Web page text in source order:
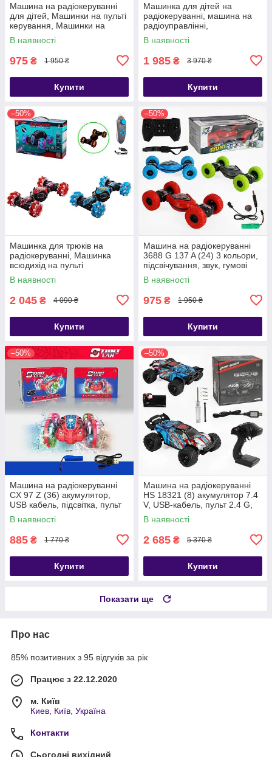
Машина на радіокеруванні
для дітей, Машинки на пульті
керування, Машинки на
пульті
В наявності
975 ₴ 1 950 ₴
Купити
Машинка для дітей на
радіокеруванні, машина на
радіоуправлінні,
Радіокеровані великі
машинки
В наявності
1 985 ₴ 3 970 ₴
Купити
–50%
Машинка для трюків на
радіокеруванні, Машинка
всюдихід на пульті
управління
В наявності
2 045 ₴ 4 090 ₴
Купити
–50%
Машина на радіокеруванні
3688 G 137 A (24) 3 кольори,
підсвічування, звук, гумові
колеса, акум. 3,7 V, пульт
В наявності
975 ₴ 1 950 ₴
Купити
–50%
Машина на радіокеруванні
CX 97 Z (36) акумулятор,
USB кабель, підсвітка, пульт
2.4 GHz, вологозахист,
В наявності
885 ₴ 1 770 ₴
Купити
–50%
Машина на радіокеруванні
HS 18321 (8) акумулятор 7.4
V, USB-кабель, пульт 2.4 G,
протиударний корпус, гумові
В наявності
2 685 ₴ 5 370 ₴
Купити
Показати ще
Про нас
85% позитивних з 95 відгуків за рік
Працює з 22.12.2020
м. Київ
Киев, Київ, Україна
Контакти
Сьогодні вихідний